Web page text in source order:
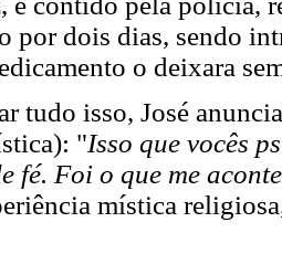
por dois dias, sendo
o deixara
tudo isso, José
"Isso que vocês
fé. Foi o que me
mística